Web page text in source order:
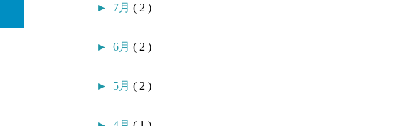
► 7月 ( 2 )
► 6月 ( 2 )
► 5月 ( 2 )